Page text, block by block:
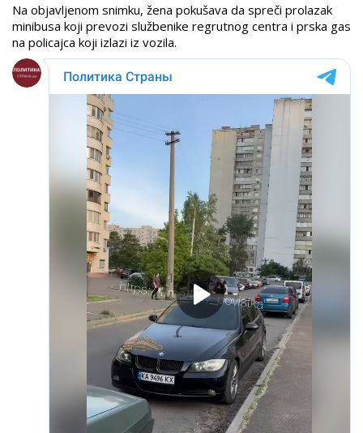
Na objavljenom snimku, žena pokušava da spreči prolazak
minibusa koji prevozi službenike regrutnog centra i prska gas
na policajca koji izlazi iz vozila.